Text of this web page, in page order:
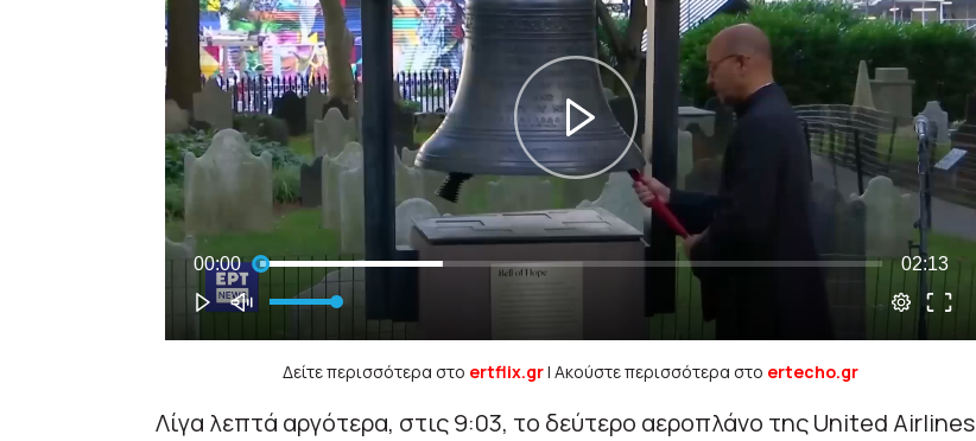
Δείτε περισσότερα στο ertflix.gr| Ακούστε περισσότερα στο ertecho.gr
Λίγα λεπτά αργότερα, στις 9:03, το δεύτερο αεροπλάνο της United Airlines